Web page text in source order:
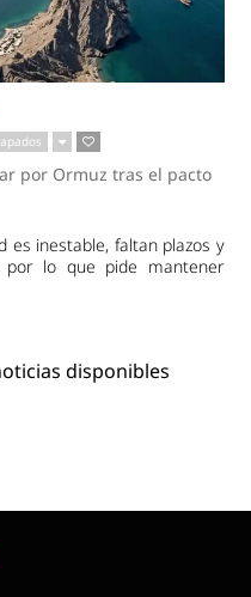
por Ormuz tras el pacto
es inestable, faltan plazos y
lo que pide mantener
disponibles